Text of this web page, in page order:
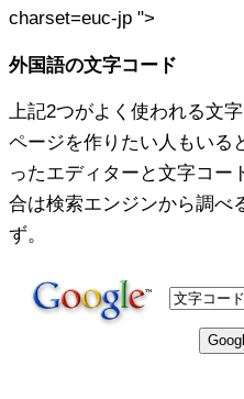
charset=euc-jp ">
外国語の文字コード
上記2つがよく使われる文
ページを作りたい人もいる
ったエディターと文字コー
合は検索エンジンから調べ
ず。